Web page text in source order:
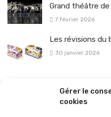
Gérer le
cookies
Grand théâtre
7 février 2026
Les révisions du
30 janvier 2026